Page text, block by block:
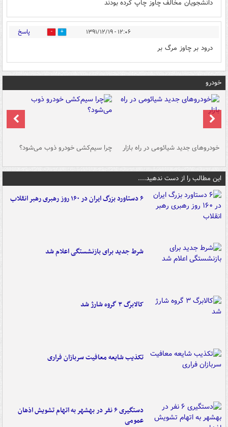
دانشجویان مخالف چاوز چاپ کرده بودند
۱۲:۰۶ - ۱۳۹۱/۱۲/۱۹ 0 پاسخ
درود بر چاوز مرگ بر
خودرو
خودروهای جدید شیائومی در راه بازار چرا سیم‌کشی خودرو ذوب می‌شود؟
این مطالب را از دست ندهید....
۶ دستاورد بزرگ ایران در ۱۶۰ روز رهبری رهبر انقلاب
شرط جدید برای بازنشستگی اعلام شد
کالابرگ ۳ گروه شارژ شد
تکذیب شایعه معافیت سربازان فراری
دستگیری ۶ نفر در بهشهر به اتهام تشویش اذهان
عمومی